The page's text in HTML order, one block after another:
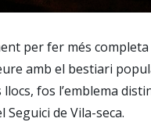
per fer més
amb el bestiari
fos l’emblema
de Vila-seca.